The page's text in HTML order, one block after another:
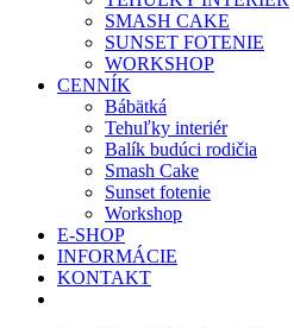
SMASH CAKE
SUNSET FOTENIE
WORKSHOP
CENNÍK
Bábätká
Tehuľky interiér
Balík budúci rodičia
Smash Cake
Sunset fotenie
Workshop
E-SHOP
INFORMÁCIE
KONTAKT